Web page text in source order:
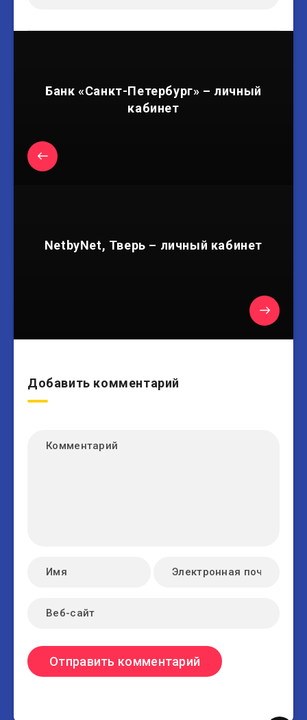
Банк «Санкт-Петербург» – личный
кабинет
NetbyNet, Тверь – личный кабинет
Добавить комментарий